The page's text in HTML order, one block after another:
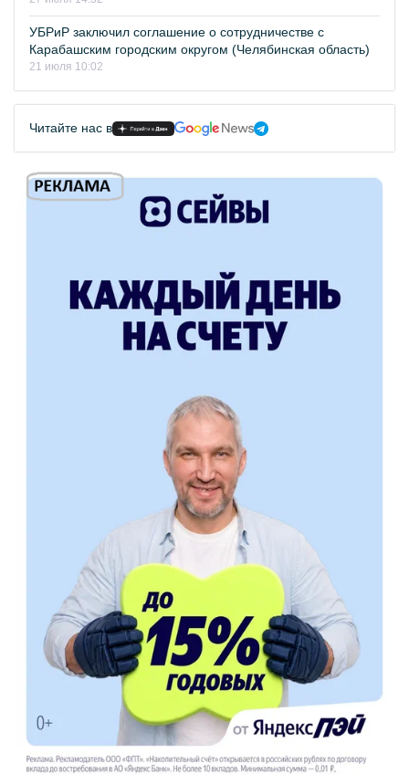
УБРиР заключил соглашение о сотрудничестве с
Карабашским городским округом (Челябинская область)
21 июля 10:02
Читайте нас в